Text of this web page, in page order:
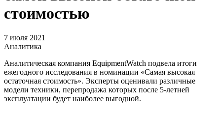
стоимостью
7 июля 2021
Аналитика
Аналитическая компания EquipmentWatch подвела итоги
ежегодного исследования в номинации «Самая высокая
остаточная стоимость». Эксперты оценивали различные
модели техники, перепродажа которых после 5-летней
эксплуатации будет наиболее выгодной.